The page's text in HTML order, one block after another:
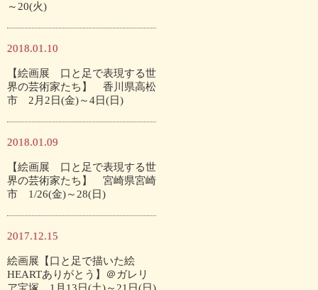
～20(火)
2018.01.10
【絵画展 口と足で表現する世
界の芸術家たち】 香川県高松
市 2月2日(金)～4日(日)
2018.01.09
【絵画展 口と足で表現する世
界の芸術家たち】 宮崎県宮崎
市 1/26(金)～28(日)
2017.12.15
絵画展【口と足で描いた絵
HEARTありがとう】＠ガレリ